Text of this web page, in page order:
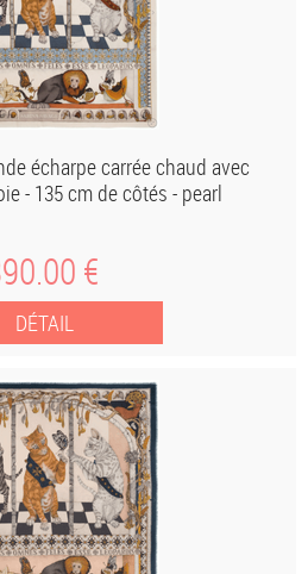
écharpe carrée chaud avec
- 135 cm de côtés - pearl
.00 €